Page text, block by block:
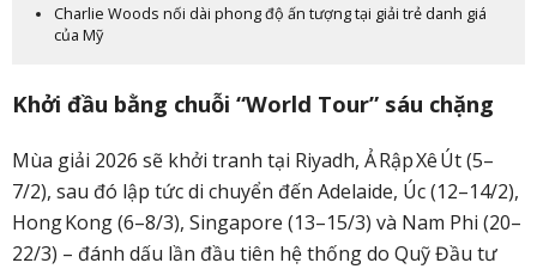
Charlie Woods nối dài phong độ ấn tượng tại giải trẻ danh giá
của Mỹ
Khởi đầu bằng chuỗi “World Tour” sáu chặng
Mùa giải 2026 sẽ khởi tranh tại Riyadh, Ả Rập Xê Út (5–
7/2), sau đó lập tức di chuyển đến Adelaide, Úc (12–14/2),
Hong Kong (6–8/3), Singapore (13–15/3) và Nam Phi (20–
22/3) – đánh dấu lần đầu tiên hệ thống do Quỹ Đầu tư